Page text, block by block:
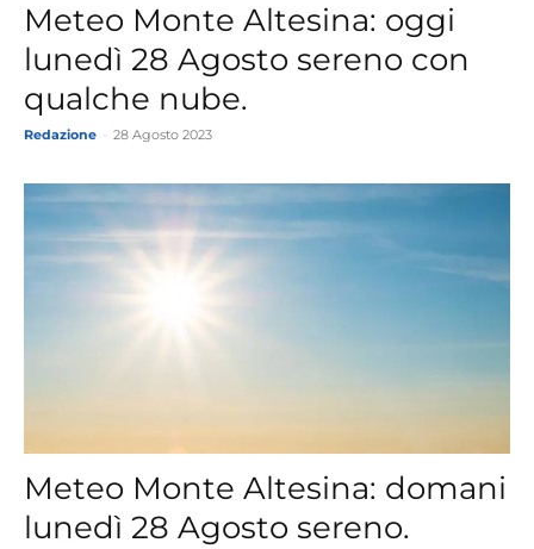
Meteo Monte Altesina: oggi
lunedì 28 Agosto sereno con
qualche nube.
Redazione 28 Agosto 2023
Meteo Monte Altesina: domani
lunedì 28 Agosto sereno.